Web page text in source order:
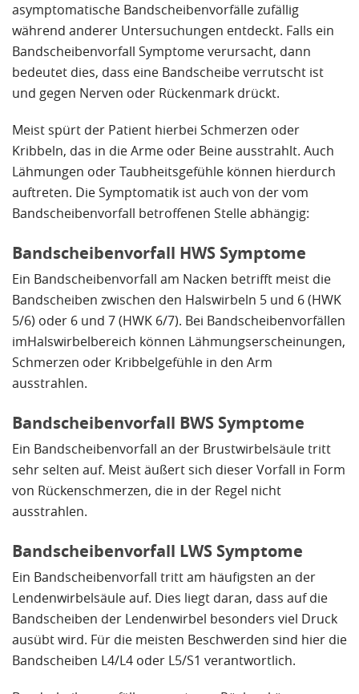
asymptomatische Bandscheibenvorfälle zufällig
während anderer Untersuchungen entdeckt. Falls ein
Bandscheibenvorfall Symptome verursacht, dann
bedeutet dies, dass eine Bandscheibe verrutscht ist
und gegen Nerven oder Rückenmark drückt.
Meist spürt der Patient hierbei Schmerzen oder
Kribbeln, das in die Arme oder Beine ausstrahlt. Auch
Lähmungen oder Taubheitsgefühle können hierdurch
auftreten. Die Symptomatik ist auch von der vom
Bandscheibenvorfall betroffenen Stelle abhängig:
Bandscheibenvorfall HWS Symptome
Ein Bandscheibenvorfall am Nacken betrifft meist die
Bandscheiben zwischen den Halswirbeln 5 und 6 (HWK
5/6) oder 6 und 7 (HWK 6/7). Bei Bandscheibenvorfällen
imHalswirbelbereich können Lähmungserscheinungen,
Schmerzen oder Kribbelgefühle in den Arm
ausstrahlen.
Bandscheibenvorfall BWS Symptome
Ein Bandscheibenvorfall an der Brustwirbelsäule tritt
sehr selten auf. Meist äußert sich dieser Vorfall in Form
von Rückenschmerzen, die in der Regel nicht
ausstrahlen.
Bandscheibenvorfall LWS Symptome
Ein Bandscheibenvorfall tritt am häufigsten an der
Lendenwirbelsäule auf. Dies liegt daran, dass auf die
Bandscheiben der Lendenwirbel besonders viel Druck
ausübt wird. Für die meisten Beschwerden sind hier die
Bandscheiben L4/L4 oder L5/S1 verantwortlich.